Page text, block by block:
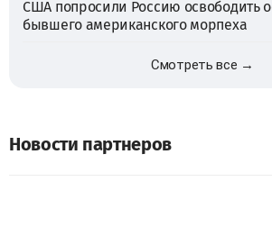
США попросили Россию освободить
бывшего американского морпеха
Смотреть все →
Новости партнеров